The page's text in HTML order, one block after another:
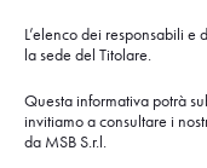
L’elenco dei responsabili
la sede del Titolare.
Questa informativa potrà
invitiamo a consultare i
da MSB S.r.l.